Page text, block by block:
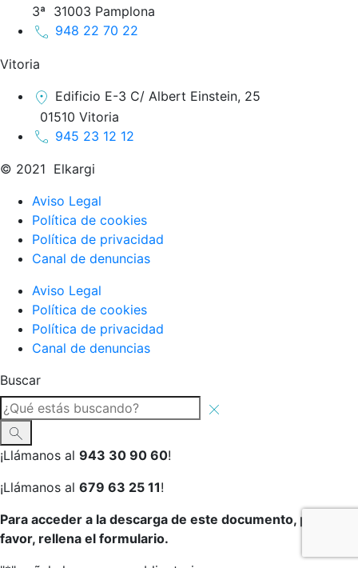
3ª 31003 Pamplona
948 22 70 22
Vitoria
Edificio E-3 C/ Albert Einstein, 25
01510 Vitoria
945 23 12 12
© 2021 Elkargi
Aviso Legal
Política de cookies
Política de privacidad
Canal de denuncias
Aviso Legal
Política de cookies
Política de privacidad
Canal de denuncias
Buscar
¡Llámanos al 943 30 90 60!
¡Llámanos al 679 63 25 11!
Para acceder a la descarga de este documento, por
favor, rellena el formulario.